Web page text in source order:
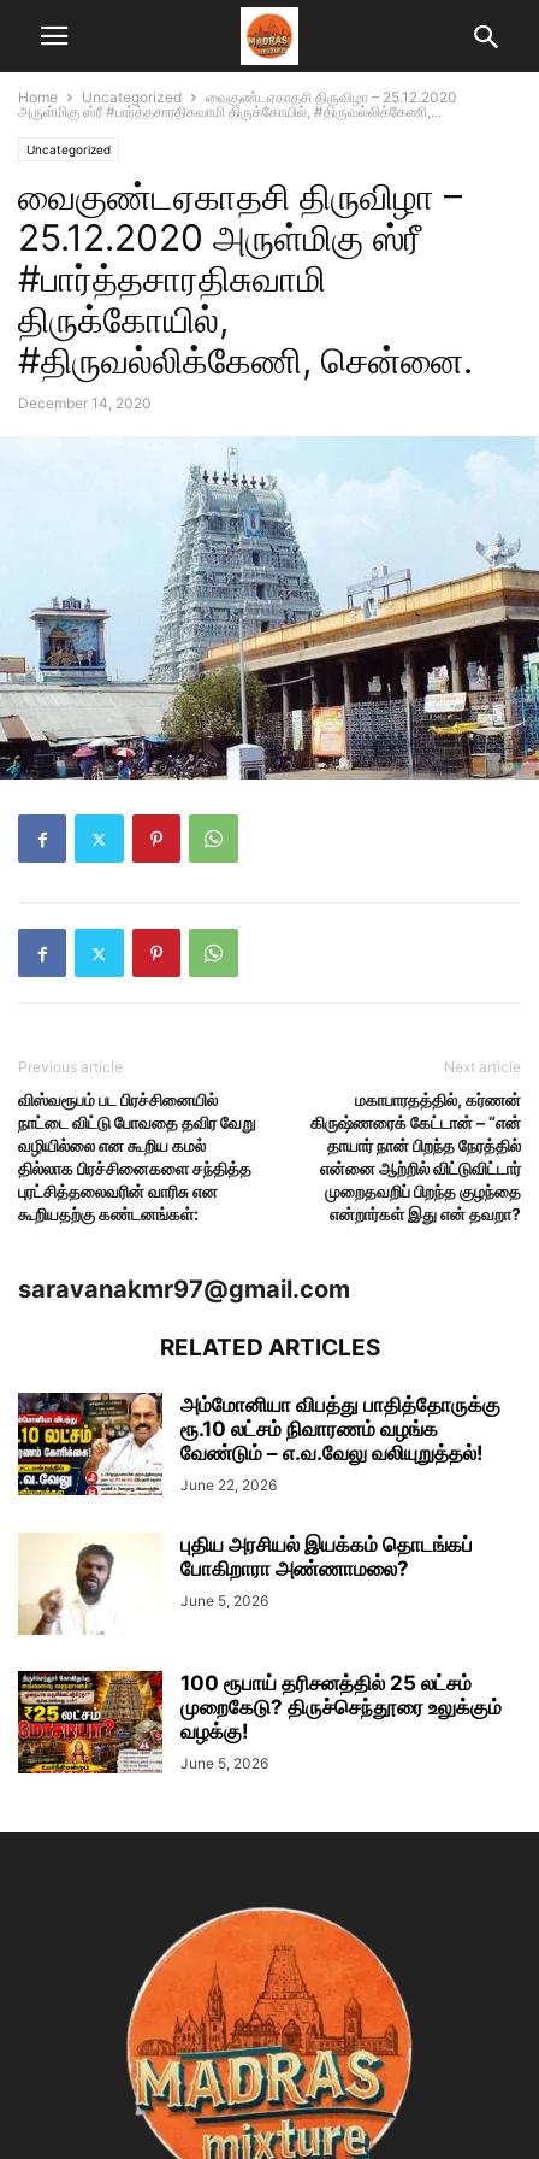
Home Uncategorized
வைகுண்டஏகாதசி திருவிழா – 25.12.2020
அருள்மிகு ஸ்ரீ #பார்த்தசாரதிசுவாமி திருக்கோயில், #திருவல்லிக்கேணி,...
Uncategorized
வைகுண்டஏகாதசி திருவிழா –
25.12.2020 அருள்மிகு ஸ்ரீ
#பார்த்தசாரதிசுவாமி
திருக்கோயில்,
#திருவல்லிக்கேணி, சென்னை.
December 14, 2020
Previous article
விஸ்வரூபம் பட பிரச்சினையில்
நாட்டை விட்டு போவதை தவிர வேறு
வழியில்லை என கூறிய கமல்
தில்லாக பிரச்சினைகளை சந்தித்த
புரட்சித்தலைவரின் வாரிசு என
கூறியதற்கு கண்டனங்கள்:
Next article
மகாபாரதத்தில், கர்ணன்
கிருஷ்ணரைக் கேட்டான் – “என்
தாயார் நான் பிறந்த நேரத்தில்
என்னை ஆற்றில் விட்டுவிட்டார்
முறைதவறிப் பிறந்த குழந்தை
என்றார்கள் இது என் தவறா?
saravanakmr97@gmail.com
RELATED ARTICLES
அம்மோனியா விபத்து பாதித்தோருக்கு
ரூ.10 லட்சம் நிவாரணம் வழங்க
வேண்டும் – எ.வ.வேலு வலியுறுத்தல்!
June 22, 2026
புதிய அரசியல் இயக்கம் தொடங்கப்
போகிறாரா அண்ணாமலை?
June 5, 2026
100 ரூபாய் தரிசனத்தில் 25 லட்சம்
முறைகேடு? திருச்செந்தூரை உலுக்கும்
வழக்கு!
June 5, 2026